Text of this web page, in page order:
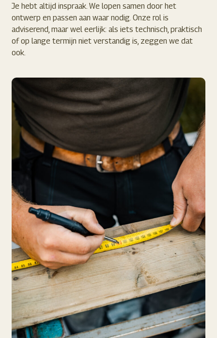
Je hebt altijd inspraak. We lopen samen door het
ontwerp en passen aan waar nodig. Onze rol is
adviserend, maar wel eerlijk: als iets technisch, praktisch
of op lange termijn niet verstandig is, zeggen we dat
ook.